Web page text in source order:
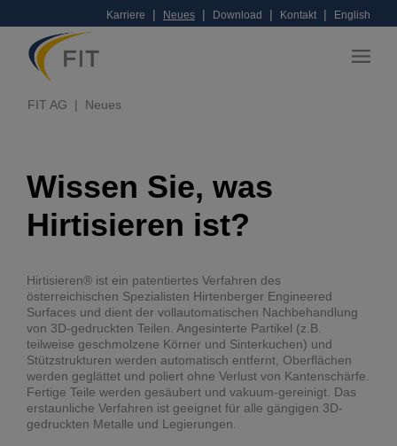
Karriere | Neues | Download | Kontakt | English
FIT AG Neues
Wissen Sie, was
Hirtisieren ist?
Hirtisieren® ist ein patentiertes Verfahren des
österreichischen Spezialisten Hirtenberger Engineered
Surfaces und dient der vollautomatischen Nachbehandlung
von 3D-gedruckten Teilen. Angesinterte Partikel (z.B.
teilweise geschmolzene Körner und Sinterkuchen) und
Stützstrukturen werden automatisch entfernt, Oberflächen
werden geglättet und poliert ohne Verlust von Kantenschärfe.
Fertige Teile werden gesäubert und vakuum-gereinigt. Das
erstaunliche Verfahren ist geeignet für alle gängigen 3D-
gedruckten Metalle und Legierungen.